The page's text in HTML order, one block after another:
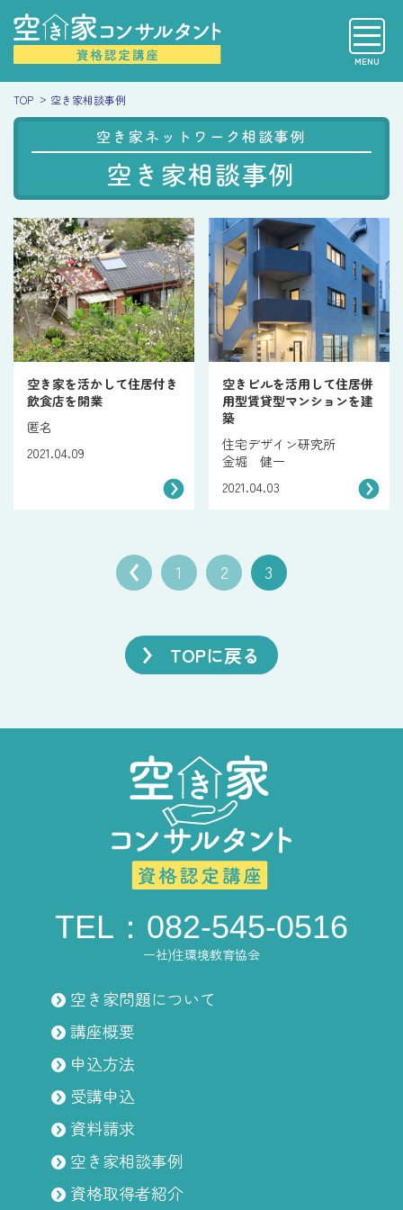
MENU
TOP 空き家相談事例
空き家ネットワーク相談事例
空き家相談事例
空き家を活かして住居付き
飲食店を開業
匿名
2021.04.09
空きビルを活用して住居併
用型賃貸型マンションを建
築
住宅デザイン研究所
金堀 健一
2021.04.03
1 2 3
TOPに戻る
TEL：082-545-0516
一社)住環境教育協会
空き家問題について
講座概要
申込方法
受講申込
資料請求
空き家相談事例
資格取得者紹介